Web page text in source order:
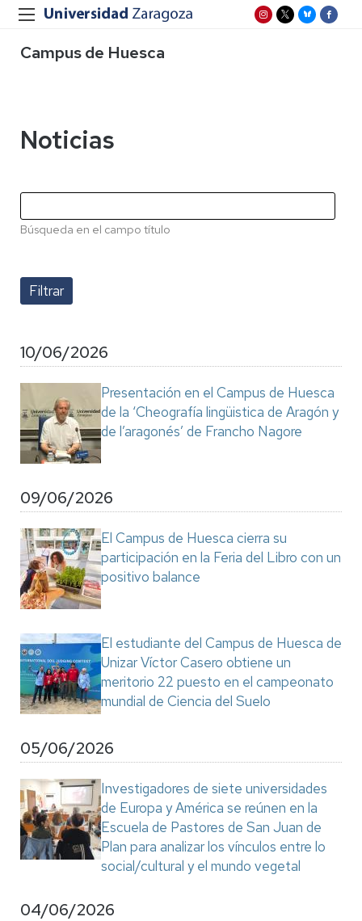
Campus de Huesca
Noticias
Búsqueda en el campo título
10/06/2026
Presentación en el Campus de Huesca
de la ‘Cheografía lingüistica de Aragón y
de l’aragonés’ de Francho Nagore
09/06/2026
El Campus de Huesca cierra su
participación en la Feria del Libro con un
positivo balance
El estudiante del Campus de Huesca de
Unizar Víctor Casero obtiene un
meritorio 22 puesto en el campeonato
mundial de Ciencia del Suelo
05/06/2026
Investigadores de siete universidades
de Europa y América se reúnen en la
Escuela de Pastores de San Juan de
Plan para analizar los vínculos entre lo
social/cultural y el mundo vegetal
04/06/2026